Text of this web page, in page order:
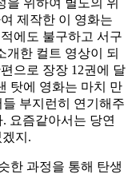
제작한 이 영화는
에도 불구하고 서구
개한 컬트 영상이 되
으로 장장 12권에 달
탓에 영화는 마치 만
부지런히 연기해주
요즘같아서는 당연
지.
한 과정을 통해 탄생